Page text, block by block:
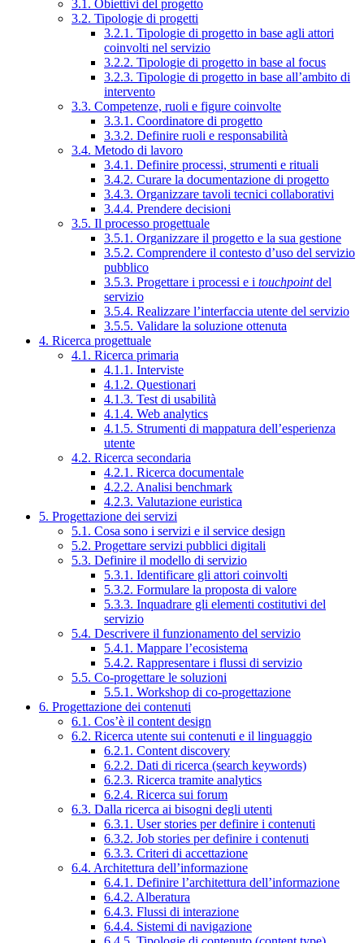
3.1. Obiettivi del progetto
3.2. Tipologie di progetti
3.2.1. Tipologie di progetto in base agli attori
coinvolti nel servizio
3.2.2. Tipologie di progetto in base al focus
3.2.3. Tipologie di progetto in base all’ambito di
intervento
3.3. Competenze, ruoli e figure coinvolte
3.3.1. Coordinatore di progetto
3.3.2. Definire ruoli e responsabilità
3.4. Metodo di lavoro
3.4.1. Definire processi, strumenti e rituali
3.4.2. Curare la documentazione di progetto
3.4.3. Organizzare tavoli tecnici collaborativi
3.4.4. Prendere decisioni
3.5. Il processo progettuale
3.5.1. Organizzare il progetto e la sua gestione
3.5.2. Comprendere il contesto d’uso del servizio
pubblico
3.5.3. Progettare i processi e i touchpointdel
servizio
3.5.4. Realizzare l’interfaccia utente del servizio
3.5.5. Validare la soluzione ottenuta
4. Ricerca progettuale
4.1. Ricerca primaria
4.1.1. Interviste
4.1.2. Questionari
4.1.3. Test di usabilità
4.1.4. Web analytics
4.1.5. Strumenti di mappatura dell’esperienza
utente
4.2. Ricerca secondaria
4.2.1. Ricerca documentale
4.2.2. Analisi benchmark
4.2.3. Valutazione euristica
5. Progettazione dei servizi
5.1. Cosa sono i servizi e il service design
5.2. Progettare servizi pubblici digitali
5.3. Definire il modello di servizio
5.3.1. Identificare gli attori coinvolti
5.3.2. Formulare la proposta di valore
5.3.3. Inquadrare gli elementi costitutivi del
servizio
5.4. Descrivere il funzionamento del servizio
5.4.1. Mappare l’ecosistema
5.4.2. Rappresentare i flussi di servizio
5.5. Co-progettare le soluzioni
5.5.1. Workshop di co-progettazione
6. Progettazione dei contenuti
6.1. Cos’è il content design
6.2. Ricerca utente sui contenuti e il linguaggio
6.2.1. Content discovery
6.2.2. Dati di ricerca (search keywords)
6.2.3. Ricerca tramite analytics
6.2.4. Ricerca sui forum
6.3. Dalla ricerca ai bisogni degli utenti
6.3.1. User stories per definire i contenuti
6.3.2. Job stories per definire i contenuti
6.3.3. Criteri di accettazione
6.4. Architettura dell’informazione
6.4.1. Definire l’architettura dell’informazione
6.4.2. Alberatura
6.4.3. Flussi di interazione
6.4.4. Sistemi di navigazione